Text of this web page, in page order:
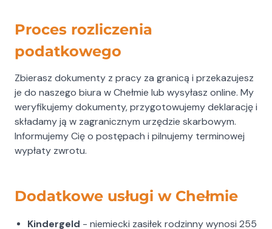
Proces rozliczenia
podatkowego
Zbierasz dokumenty z pracy za granicą i przekazujesz
je do naszego biura w Chełmie lub wysyłasz online. My
weryfikujemy dokumenty, przygotowujemy deklarację i
składamy ją w zagranicznym urzędzie skarbowym.
Informujemy Cię o postępach i pilnujemy terminowej
wypłaty zwrotu.
Dodatkowe usługi w Chełmie
Kindergeld - niemiecki zasiłek rodzinny wynosi 255